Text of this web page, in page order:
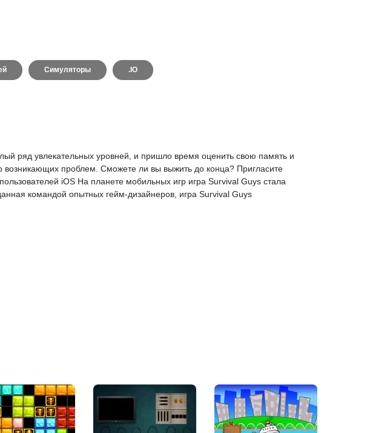
Симуляторы .IO
ряд увлекательных уровней, и пришло время оценить свою память и
возникающих проблем. Сможете ли вы выжить до конца? Пригласите
iOS На планете мобильных игр игра Survival Guys стала
командой опытных гейм-дизайнеров, игра Survival Guys